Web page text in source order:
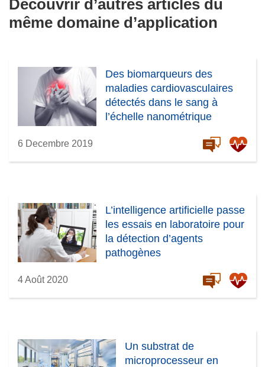
Découvrir d’autres articles du
même domaine d’application
Des biomarqueurs des
maladies cardiovasculaires
détectés dans le sang à
l’échelle nanométrique
6 Decembre 2019
L’intelligence artificielle passe
les essais en laboratoire pour
la détection d’agents
pathogènes
4 Août 2020
Un substrat de
microprocesseur en